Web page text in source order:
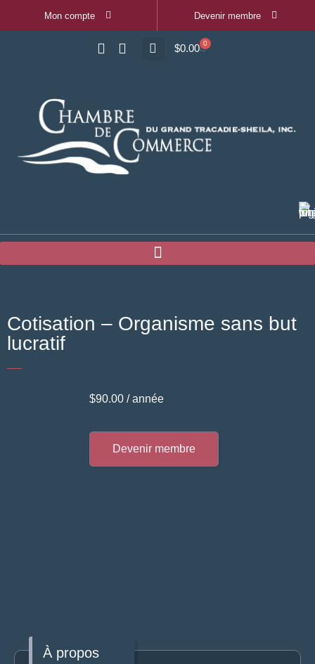
$0.00 0
Mon compte Devenir membre
Cotisation – Organisme sans but
lucratif
$90.00 / année
Devenir membre
À propos